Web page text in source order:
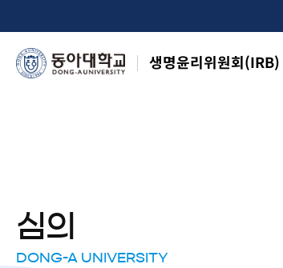
생명윤리위원회(IRB)
심의
DONG-A UNIVERSITY